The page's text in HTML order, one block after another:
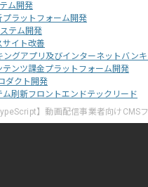
ム開発
プラットフォーム開発
テム開発
サイト改善
ングアプリ及びインターネットバン
テンツ課金プラットフォーム開発
ダクト開発
ム刷新フロントエンドテックリード
】動画配信事業者向けCMS